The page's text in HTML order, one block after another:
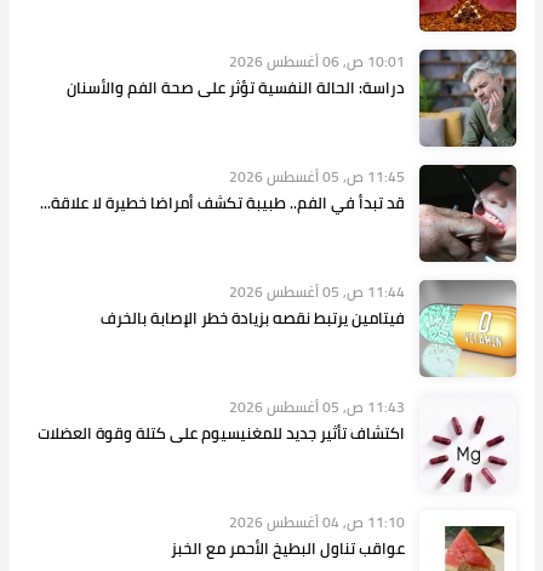
10:01 ص, 06 أغسطس 2026
دراسة: الحالة النفسية تؤثر على صحة الفم والأسنان
11:45 ص, 05 أغسطس 2026
قد تبدأ في الفم.. طبيبة تكشف أمراضا خطيرة لا علاقة...
11:44 ص, 05 أغسطس 2026
فيتامين يرتبط نقصه بزيادة خطر الإصابة بالخرف
11:43 ص, 05 أغسطس 2026
اكتشاف تأثير جديد للمغنيسيوم على كتلة وقوة العضلات
11:10 ص, 04 أغسطس 2026
عواقب تناول البطيخ الأحمر مع الخبز